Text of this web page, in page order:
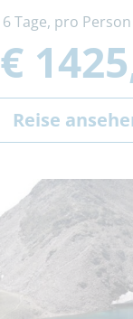
6 Tage, pro
€
Reise